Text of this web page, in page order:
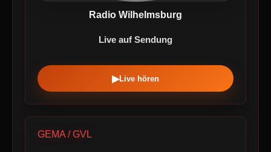
Radio Wilhelmsburg
Live auf Sendung
▶Live hören
GEMA / GVL